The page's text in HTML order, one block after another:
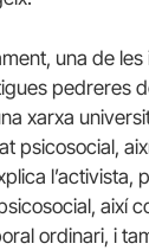
una de
pedreres
xarxa
psicosocial,
l’activista,
així
ordinari, i